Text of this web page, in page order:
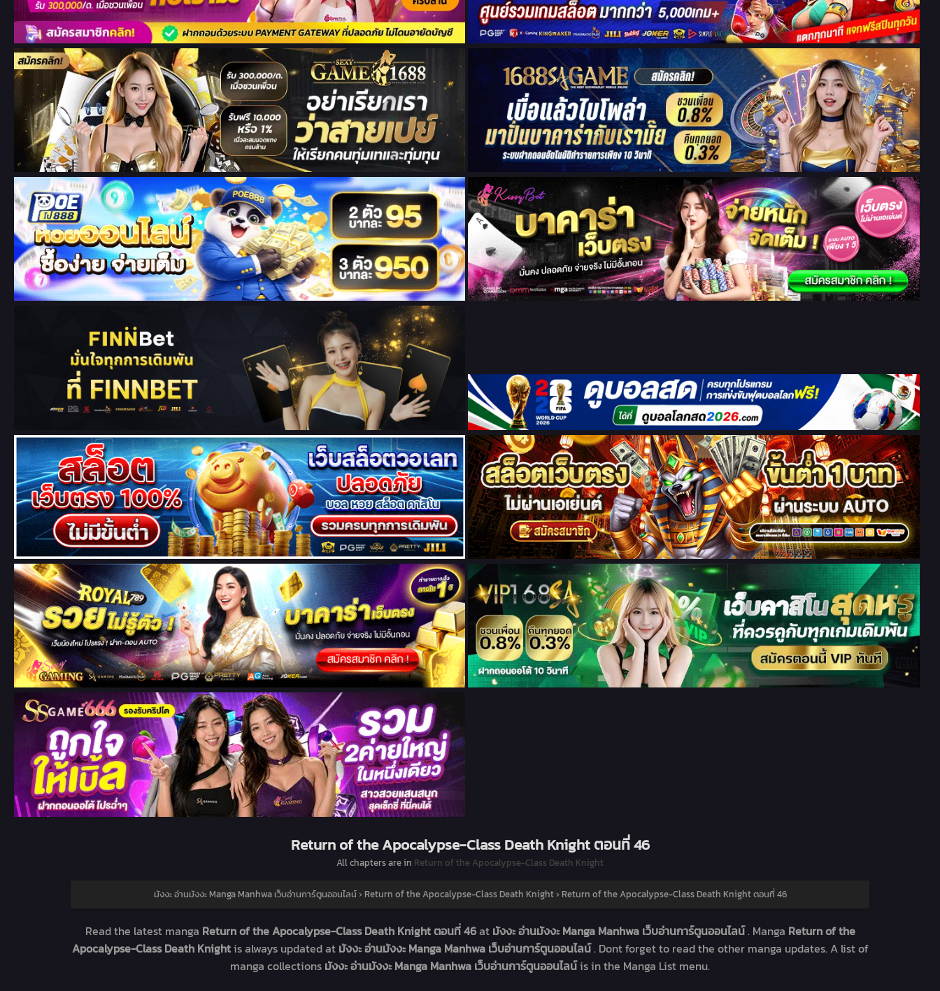
Return of the Apocalypse-Class Death Knight ตอนที่ 46
All chapters are in Return of the Apocalypse-Class Death Knight
มังงะ อ่านมังงะ Manga Manhwa เว็บอ่านการ์ตูนออนไลน์› Return of the Apocalypse-Class Death Knight› Return of the Apocalypse-Class Death Knight ตอนที่ 46
Read the latest manga Return of the Apocalypse-Class Death Knight ตอนที่ 46at มังงะ อ่านมังงะ Manga Manhwa เว็บอ่านการ์ตูนออนไลน์. Manga Return of the
Apocalypse-Class Death Knightis always updated at มังงะ อ่านมังงะ Manga Manhwa เว็บอ่านการ์ตูนออนไลน์. Dont forget to read the other manga updates. A list of
manga collections มังงะ อ่านมังงะ Manga Manhwa เว็บอ่านการ์ตูนออนไลน์is in the Manga List menu.